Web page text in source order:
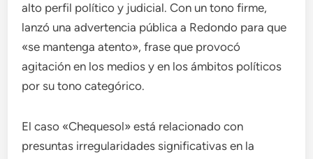
alto perfil político y judicial. Con un tono firme,
lanzó una advertencia pública a Redondo para que
«se mantenga atento», frase que provocó
agitación en los medios y en los ámbitos políticos
por su tono categórico.
El caso «Chequesol» está relacionado con
presuntas irregularidades significativas en la